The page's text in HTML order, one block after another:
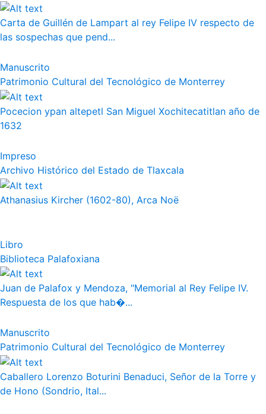
Carta de Guillén de Lampart al rey Felipe IV respecto de
las sospechas que pend...
Manuscrito
Patrimonio Cultural del Tecnológico de Monterrey
Pocecion ypan altepetl San Miguel Xochitecatitlan año de
1632
Impreso
Archivo Histórico del Estado de Tlaxcala
Athanasius Kircher (1602-80), Arca Noë
Libro
Biblioteca Palafoxiana
Juan de Palafox y Mendoza, "Memorial al Rey Felipe IV.
Respuesta de los que hab�...
Manuscrito
Patrimonio Cultural del Tecnológico de Monterrey
Caballero Lorenzo Boturini Benaduci, Señor de la Torre y
de Hono (Sondrio, Ital...